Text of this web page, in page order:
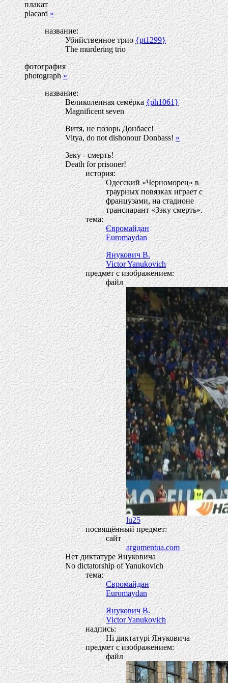
плакат
placard»
название:
Убийственное трио{pt1299}
The murdering trio
фотография
photograph»
название:
Великолепная семёрка{ph1061}
Magnificent seven
Витя, не позорь Донбасс!
Vitya, do not dishonour Donbass!»
Зеку - смерть!
Death for prisoner!
история:
Одесский «Черноморец» в
траурных повязках играет с
французами, на стадионе
транспарант «Зэку смерть».
тема:
Євромайдан
Euromaydan
Янукович В.
Victor Yanukovich
предмет с изображением:
файл
lu25
посвящённый предмет:
сайт
argumentua.com
Нет диктатуре Януковича
No dictatorship of Yanukovich
тема:
Євромайдан
Euromaydan
Янукович В.
Victor Yanukovich
надпись:
Нi диктатурi Януковича
предмет с изображением:
файл